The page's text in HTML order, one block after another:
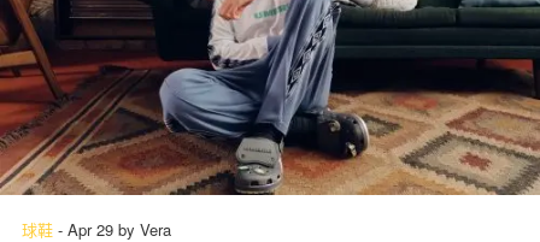
球鞋 - Apr 29 by Vera